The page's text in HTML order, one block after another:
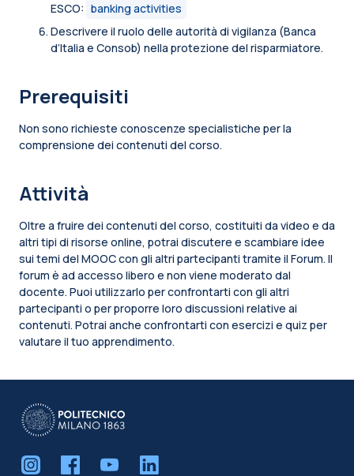
ESCO: banking activities
Descrivere il ruolo delle autorità di vigilanza (Banca
d’Italia e Consob) nella protezione del risparmiatore.
Prerequisiti
Non sono richieste conoscenze specialistiche per la
comprensione dei contenuti del corso.
Attività
Oltre a fruire dei contenuti del corso, costituiti da video e da
altri tipi di risorse online, potrai discutere e scambiare idee
sui temi del MOOC con gli altri partecipanti tramite il Forum. Il
forum è ad accesso libero e non viene moderato dal
docente. Puoi utilizzarlo per confrontarti con gli altri
partecipanti o per proporre loro discussioni relative ai
contenuti. Potrai anche confrontarti con esercizi e quiz per
valutare il tuo apprendimento.
Blocchi